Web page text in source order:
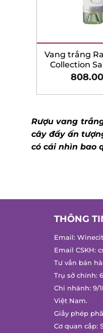
Rượu vang
cây đầy ấn
có cái nhìn bao
Vang trắng
Collection
THÔNG
Email:
Email CSKH:
Tư vấn bán
Trụ sở chính:
Chi nhánh: 9/
Việt Nam.
Giấy phép
Cơ quan cấp: